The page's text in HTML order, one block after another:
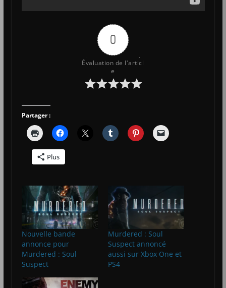
0
Évaluation de l'articl
e
Partager :
Plus
Nouvelle bande
annonce pour
Murdered : Soul
Suspect
Murdered : Soul
Suspect annoncé
aussi sur Xbox One et
PS4